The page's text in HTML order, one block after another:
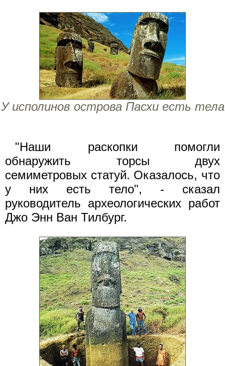
У исполинов острова Пасхи есть тела
"Наши раскопки помогли
обнаружить торсы двух
семиметровых статуй. Оказалось, что
у них есть тело", - сказал
руководитель археологических работ
Джо Энн Ван Тилбург.